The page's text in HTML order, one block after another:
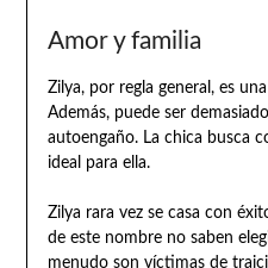
Amor y familia
Zilya, por regla general, es
Además, puede ser
autoengaño. La chica busca
ideal para ella.
Zilya rara vez se casa con
de este nombre no saben
menudo son víctimas de